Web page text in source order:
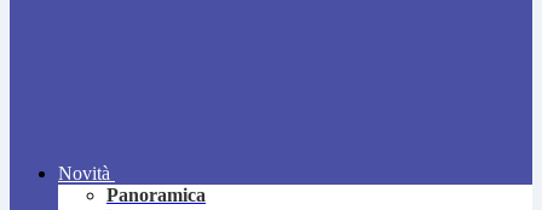
Novità
Panoramica